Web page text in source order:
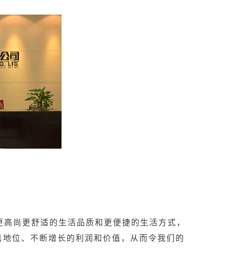
尚更舒适的生活品质和更便捷的生活方式，
位、不断增长的利润和价值，从而令我们的